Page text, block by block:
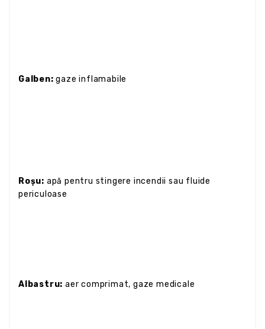
Galben: gaze inflamabile
Roșu: apă pentru stingere incendii sau fluide
periculoase
Albastru: aer comprimat, gaze medicale